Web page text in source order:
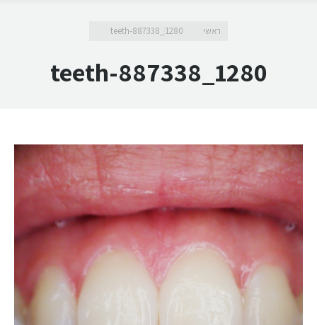
ראשי teeth-887338_1280
teeth-887338_1280